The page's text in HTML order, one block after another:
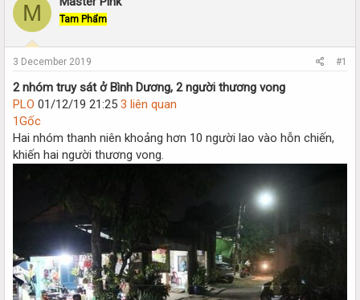
a
d
s
a
r
t
e
r
d
a
e
M Tam Phẩm
3 December 2019 #1
2 nhóm truy sát ở Bình Dương, 2 người thương vong
PLO 01/12/19 21:25 3 liên quan
1Gốc
Hai nhóm thanh niên khoảng hơn 10 người lao vào hỗn chiến,
khiến hai người thương vong.